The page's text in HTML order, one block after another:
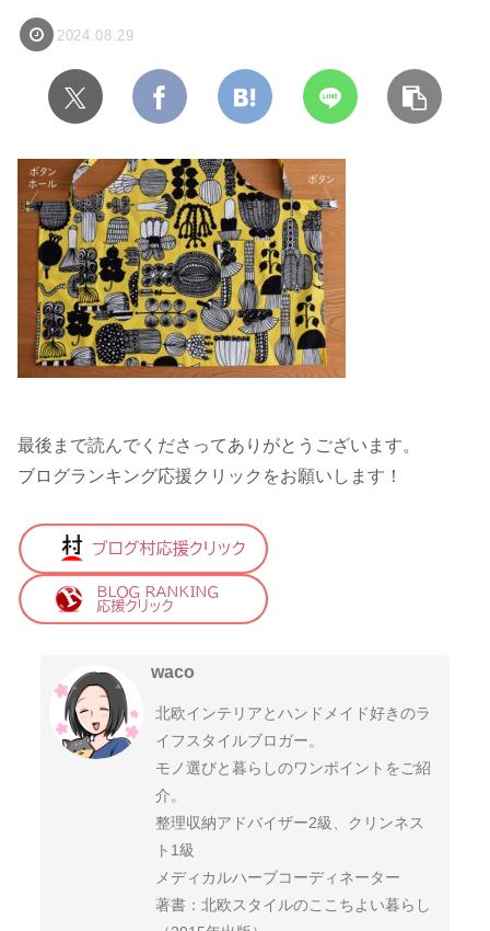
2024.08.29
最後まで読んでくださってありがとうございます。
ブログランキング応援クリックをお願いします！
waco
北欧インテリアとハンドメイド好きのラ
イフスタイルブロガー。
モノ選びと暮らしのワンポイントをご紹
介。
整理収納アドバイザー2級、クリンネス
ト1級
メディカルハーブコーディネーター
著書：北欧スタイルのここちよい暮らし